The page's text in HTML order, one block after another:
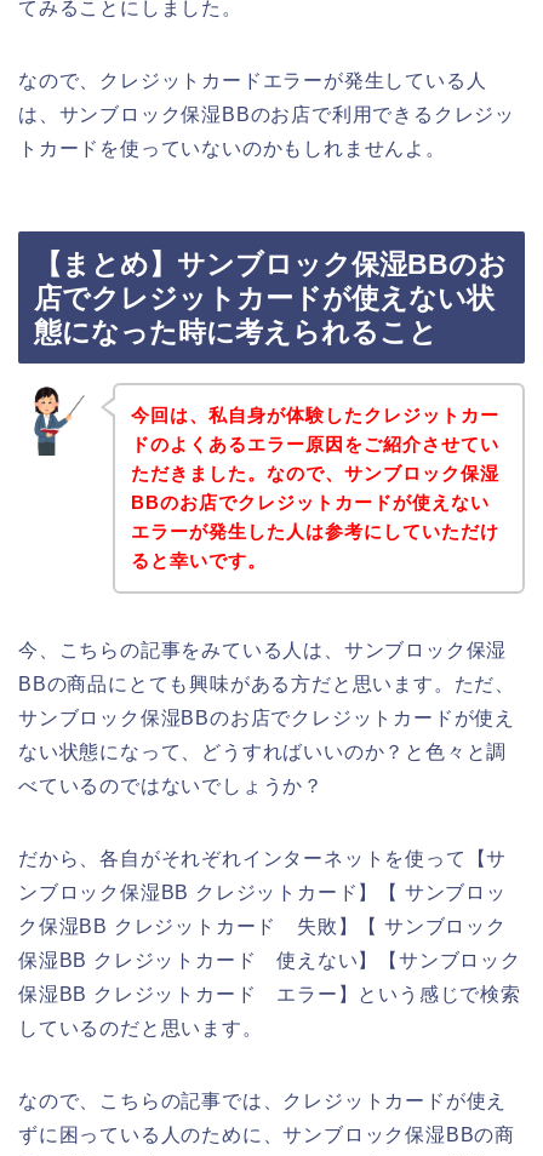
てみることにしました。
なので、クレジットカードエラーが発生している人
は、サンブロック保湿BBのお店で利用できるクレジッ
トカードを使っていないのかもしれませんよ。
【まとめ】サンブロック保湿BBのお
店でクレジットカードが使えない状
態になった時に考えられること
今回は、私自身が体験したクレジットカー
ドのよくあるエラー原因をご紹介させてい
ただきました。なので、サンブロック保湿
BBのお店でクレジットカードが使えない
エラーが発生した人は参考にしていただけ
ると幸いです。
今、こちらの記事をみている人は、サンブロック保湿
BBの商品にとても興味がある方だと思います。ただ、
サンブロック保湿BBのお店でクレジットカードが使え
ない状態になって、どうすればいいのか？と色々と調
べているのではないでしょうか？
だから、各自がそれぞれインターネットを使って【サ
ンブロック保湿BB クレジットカード】【 サンブロッ
ク保湿BB クレジットカード 失敗】【 サンブロック
保湿BB クレジットカード 使えない】【サンブロック
保湿BB クレジットカード エラー】という感じで検索
しているのだと思います。
なので、こちらの記事では、クレジットカードが使え
ずに困っている人のために、サンブロック保湿BBの商